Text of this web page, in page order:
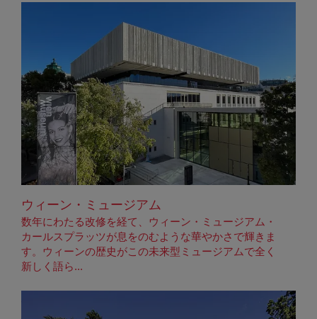
ウィーン・ミュージアム
数年にわたる改修を経て、ウィーン・ミュージアム・
カールスプラッツが息をのむような華やかさで輝きま
す。ウィーンの歴史がこの未来型ミュージアムで全く
新しく語ら...